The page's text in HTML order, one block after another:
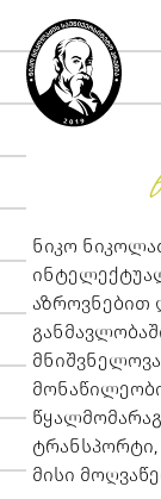
ნიკო
აზროვნებით
ტრანსპორტი,
მისი